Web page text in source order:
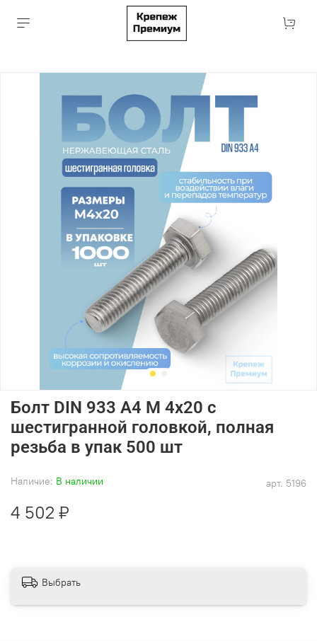
арт. 5196
Наличие: В наличии
Болт DIN 933 А4 M 4х20 с
шестигранной головкой, полная
резьба в упак 500 шт
4 502 ₽
Выбрать